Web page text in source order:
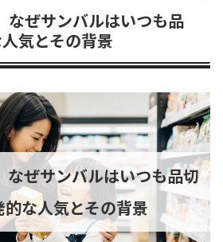
なぜサンバルはいつも品
気とその背景
ぜサンバルはいつも品切
な人気とその背景